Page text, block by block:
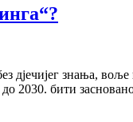
дјечијег знања,
до 2030. бити